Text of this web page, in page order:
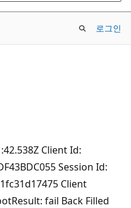
로그인
Client Id:
Session Id:
Client
fail Back Filled